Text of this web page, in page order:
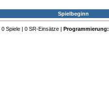
Spielbeginn
0 Spiele | 0 SR-Einsätze | Programmierung: